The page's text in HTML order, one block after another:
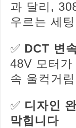
과 달리,
우르는 세
✅ DCT 변
48V 모터
속 울컥거
✅ 디자인
막힙니다